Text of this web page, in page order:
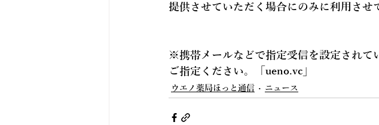
提供させていただく場合にのみに利用させ
※携帯メールなどで指定受信を設定されて
ご指定ください。「 ueno.vc 」
ウエノ薬局ほっと通信 ニュース